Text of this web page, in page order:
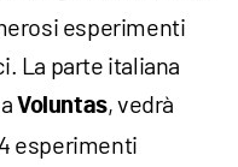
esperimenti
La parte italiana
Voluntas, vedrà
esperimenti